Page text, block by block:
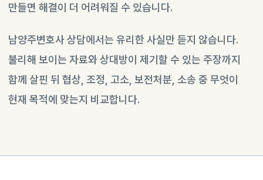
만들면 해결이 더 어려워질 수 있습니다.
남양주변호사 상담에서는 유리한 사실만 듣지 않습니다.
불리해 보이는 자료와 상대방이 제기할 수 있는 주장까지
함께 살핀 뒤 협상, 조정, 고소, 보전처분, 소송 중 무엇이
현재 목적에 맞는지 비교합니다.